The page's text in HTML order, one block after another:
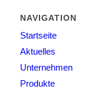
NAVIGATION
Startseite
Aktuelles
Unternehmen
Produkte